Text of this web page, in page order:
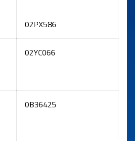
02PX586
02YC066
0B36425